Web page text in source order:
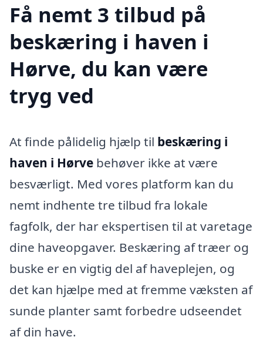
Få nemt 3 tilbud på
beskæring i haven i
Hørve, du kan være
tryg ved
At finde pålidelig hjælp til beskæring i
haven i Hørve behøver ikke at være
besværligt. Med vores platform kan du
nemt indhente tre tilbud fra lokale
fagfolk, der har ekspertisen til at varetage
dine haveopgaver. Beskæring af træer og
buske er en vigtig del af haveplejen, og
det kan hjælpe med at fremme væksten af
sunde planter samt forbedre udseendet
af din have.